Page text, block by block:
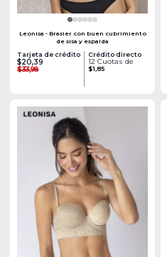
Leonisa - Brasier con buen cubrimiento
de sisa y espalda
Tarjeta de crédito
$20,39
$33,98
Crédito directo
12 Cuotas de
$1,85